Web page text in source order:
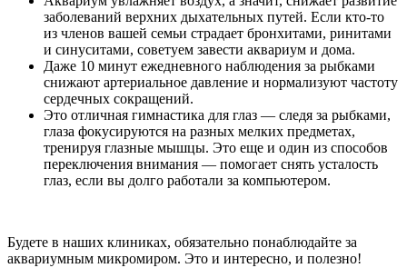
заболеваний верхних дыхательных путей. Если кто-то
из членов вашей семьи страдает бронхитами, ринитами
и синуситами, советуем завести аквариум и дома.
Даже 10 минут ежедневного наблюдения за рыбками
снижают артериальное давление и нормализуют частоту
сердечных сокращений.
Это отличная гимнастика для глаз — следя за рыбками,
глаза фокусируются на разных мелких предметах,
тренируя глазные мышцы. Это еще и один из способов
переключения внимания — помогает снять усталость
глаз, если вы долго работали за компьютером.
Будете в наших клиниках, обязательно понаблюдайте за
аквариумным микромиром. Это и интересно, и полезно!